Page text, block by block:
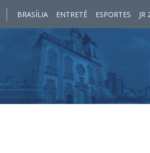
BRASÍLIA ENTRETÊ ESPORTES JR